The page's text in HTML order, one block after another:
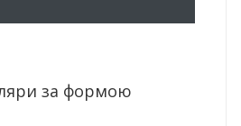
за формою